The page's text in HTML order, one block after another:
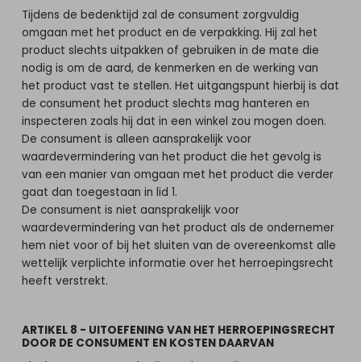
Tijdens de bedenktijd zal de consument zorgvuldig
omgaan met het product en de verpakking. Hij zal het
product slechts uitpakken of gebruiken in de mate die
nodig is om de aard, de kenmerken en de werking van
het product vast te stellen. Het uitgangspunt hierbij is dat
de consument het product slechts mag hanteren en
inspecteren zoals hij dat in een winkel zou mogen doen.
De consument is alleen aansprakelijk voor
waardevermindering van het product die het gevolg is
van een manier van omgaan met het product die verder
gaat dan toegestaan in lid 1.
De consument is niet aansprakelijk voor
waardevermindering van het product als de ondernemer
hem niet voor of bij het sluiten van de overeenkomst alle
wettelijk verplichte informatie over het herroepingsrecht
heeft verstrekt.
ARTIKEL 8 - UITOEFENING VAN HET HERROEPINGSRECHT
DOOR DE CONSUMENT EN KOSTEN DAARVAN